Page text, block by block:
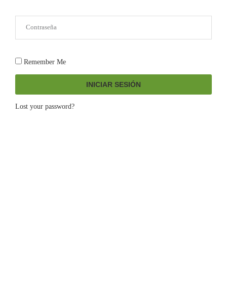
Remember Me
INICIAR SESIÓN
Lost your password?